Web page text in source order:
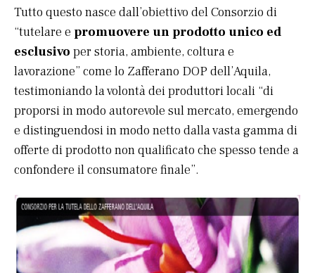
Tutto questo nasce dall’obiettivo del Consorzio di
“tutelare e promuovere un prodotto unico ed
esclusivo per storia, ambiente, coltura e
lavorazione” come lo Zafferano DOP dell’Aquila,
testimoniando la volontà dei produttori locali “di
proporsi in modo autorevole sul mercato, emergendo
e distinguendosi in modo netto dalla vasta gamma di
offerte di prodotto non qualificato che spesso tende a
confondere il consumatore finale”.